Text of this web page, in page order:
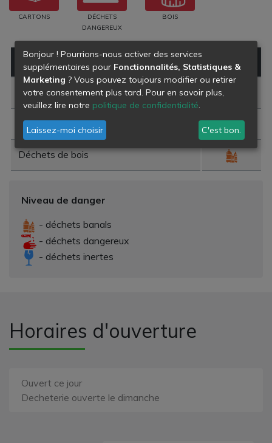
Type de déchet Danger
Déchets amiantés
Papiers cartons en mélange à trier
Déchets de bois
Niveau de danger
- déchets banals
- déchets dangereux
- déchets inertes
CARTONS
DÉCHETS
DANGEREUX
BOIS
Horaires d'ouverture
Ouvert ce jour
Decheterie ouverte le dimanche
Bonjour ! Pourrions-nous activer des services
supplémentaires pour Fonctionnalités, Statistiques &
Marketing ? Vous pouvez toujours modifier ou retirer
votre consentement plus tard. Pour en savoir plus,
veuillez lire notre politique de confidentialité.
Laissez-moi choisir C'est bon.